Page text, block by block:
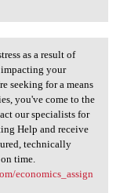
of
as a result of
your
seeking for a means
you've come to the
our specialists for
Help and receive
technically
time.
economics_assign